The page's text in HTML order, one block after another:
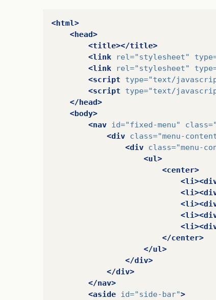
<html>
<head>
<title></title>
<link
rel="stylesheet"
<link
rel="stylesheet"
<script
type="text/
<script
type="text/
</head>
<body>
<nav
id="fixed-menu" class=
<div class="menu-
<div class="menu-
<ul>
<center>
</center>
</ul>
</div>
</div>
</nav>
<aside
id="side-bar">